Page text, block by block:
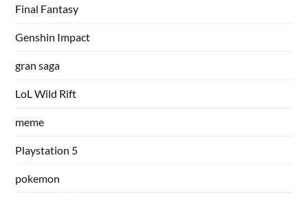
Final Fantasy
Genshin Impact
gran saga
LoL Wild Rift
meme
Playstation 5
pokemon